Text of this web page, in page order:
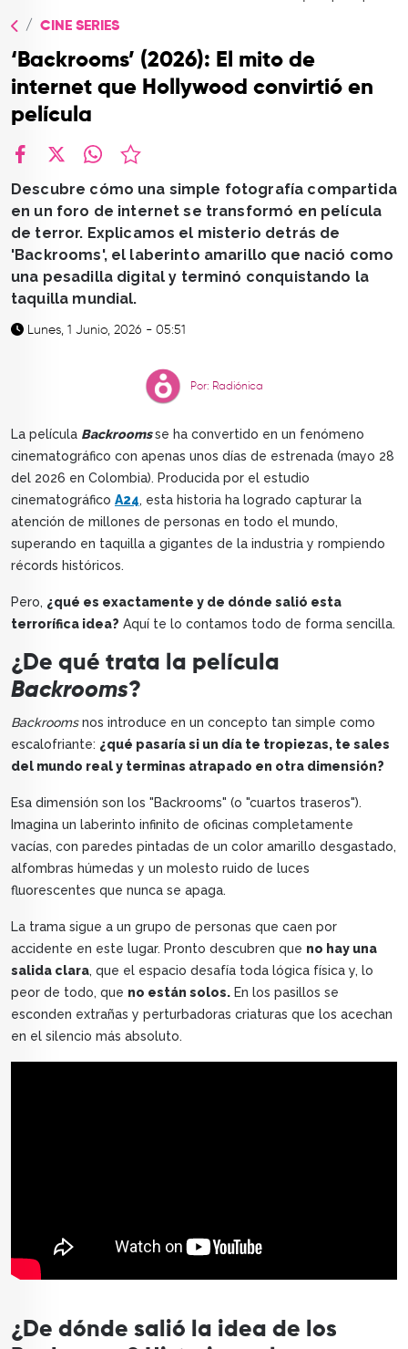
CONTACTO
CINE SERIES
‘Backrooms’ (2026): El mito de
internet que Hollywood convirtió en
película
Descubre cómo una simple fotografía compartida
en un foro de internet se transformó en película
de terror. Explicamos el misterio detrás de
'Backrooms', el laberinto amarillo que nació como
una pesadilla digital y terminó conquistando la
taquilla mundial.
Lunes, 1 Junio, 2026 - 05:51
Por: Radiónica
La película Backroomsse ha convertido en un fenómeno
cinematográfico con apenas unos días de estrenada (mayo 28
del 2026 en Colombia). Producida por el estudio
cinematográfico A24, esta historia ha logrado capturar la
atención de millones de personas en todo el mundo,
superando en taquilla a gigantes de la industria y rompiendo
récords históricos.
Pero, ¿qué es exactamente y de dónde salió esta
terrorífica idea? Aquí te lo contamos todo de forma sencilla.
¿De qué trata la película
Backrooms?
Backroomsnos introduce en un concepto tan simple como
escalofriante: ¿qué pasaría si un día te tropiezas, te sales
del mundo real y terminas atrapado en otra dimensión?
Esa dimensión son los "Backrooms" (o "cuartos traseros").
Imagina un laberinto infinito de oficinas completamente
vacías, con paredes pintadas de un color amarillo desgastado,
alfombras húmedas y un molesto ruido de luces
fluorescentes que nunca se apaga.
La trama sigue a un grupo de personas que caen por
accidente en este lugar. Pronto descubren que no hay una
salida clara, que el espacio desafía toda lógica física y, lo
peor de todo, que no están solos. En los pasillos se
esconden extrañas y perturbadoras criaturas que los acechan
en el silencio más absoluto.
¿De dónde salió la idea de los